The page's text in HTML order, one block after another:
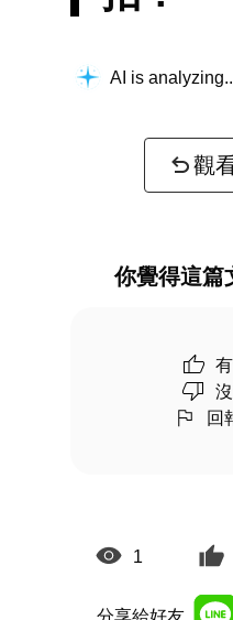
AI is
觀
你覺得這篇
回
1
分享給好友